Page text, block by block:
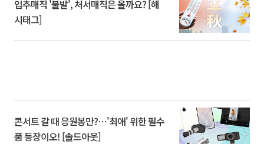
입추매직 '불발', 처서매직은 올까요? [해
시태그]
콘서트 갈 때 응원봉만?⋯'최애' 위한 필수
품 등장이오! [솔드아웃]